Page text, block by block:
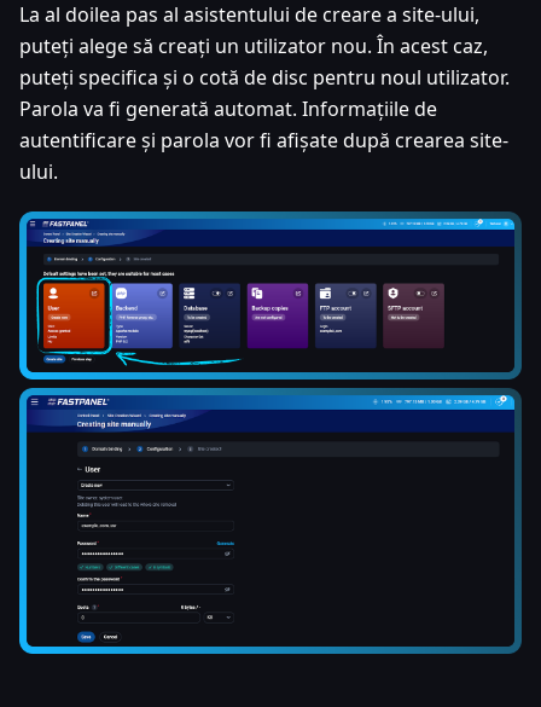
La al doilea pas al asistentului de creare a site-ului,
puteți alege să creați un utilizator nou. În acest caz,
puteți specifica și o cotă de disc pentru noul utilizator.
Parola va fi generată automat. Informațiile de
autentificare și parola vor fi afișate după crearea site-
ului.